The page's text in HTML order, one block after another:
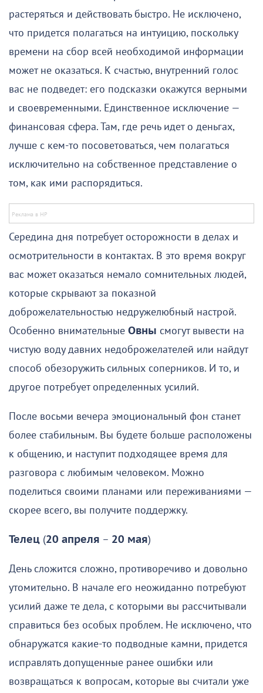
растеряться и действовать быстро. Не исключено,
что придется полагаться на интуицию, поскольку
времени на сбор всей необходимой информации
может не оказаться. К счастью, внутренний голос
вас не подведет: его подсказки окажутся верными
и своевременными. Единственное исключение —
финансовая сфера. Там, где речь идет о деньгах,
лучше с кем-то посоветоваться, чем полагаться
исключительно на собственное представление о
том, как ими распорядиться.
Середина дня потребует осторожности в делах и
осмотрительности в контактах. В это время вокруг
вас может оказаться немало сомнительных людей,
которые скрывают за показной
доброжелательностью недружелюбный настрой.
Особенно внимательные Овны смогут вывести на
чистую воду давних недоброжелателей или найдут
способ обезоружить сильных соперников. И то, и
другое потребует определенных усилий.
После восьми вечера эмоциональный фон станет
более стабильным. Вы будете больше расположены
к общению, и наступит подходящее время для
разговора с любимым человеком. Можно
поделиться своими планами или переживаниями —
скорее всего, вы получите поддержку.
Телец (20 апреля – 20 мая)
День сложится сложно, противоречиво и довольно
утомительно. В начале его неожиданно потребуют
усилий даже те дела, с которыми вы рассчитывали
справиться без особых проблем. Не исключено, что
обнаружатся какие-то подводные камни, придется
исправлять допущенные ранее ошибки или
возвращаться к вопросам, которые вы считали уже